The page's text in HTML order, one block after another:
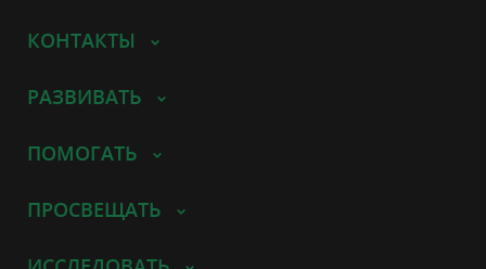
КОНТАКТЫ
РАЗВИВАТЬ
ПОМОГАТЬ
ПРОСВЕЩАТЬ